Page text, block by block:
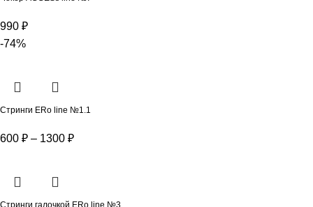
990 ₽
-74%
Стринги ERo line №1.1
600 ₽ – 1300 ₽
Стринги галочкой ERo line №3